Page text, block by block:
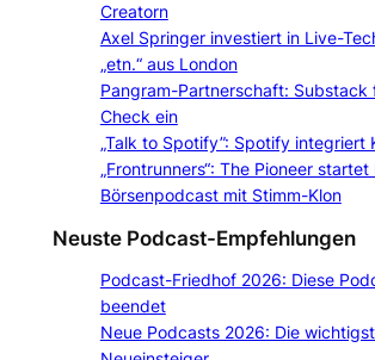
Creatorn
Axel Springer investiert in Live-
„etn.“ aus London
Pangram-Partnerschaft: Substack
Check ein
„Talk to Spotify”: Spotify integriert
„Frontrunners“: The Pioneer startet
Börsenpodcast mit Stimm-Klon
Neuste Podcast-Empfehlungen
Podcast-Friedhof 2026: Diese
beendet
Neue Podcasts 2026: Die